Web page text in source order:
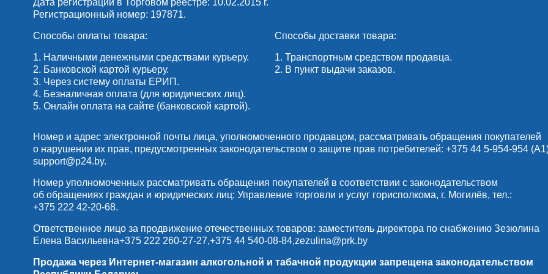
Дата регистрации в Торговом реестре: 10.02.2015 г.
Регистрационный номер: 197871.
Способы оплаты товара:
1. Наличными денежными средствами курьеру.
2. Банковской картой курьеру.
3. Через систему оплаты ЕРИП.
4. Безналичная оплата (для юридических лиц).
5. Онлайн оплата на сайте (банковской картой).
Способы доставки товара:
1. Транспортным средством продавца.
2. В пункт выдачи заказов.
Номер и адрес электронной почты лица, уполномоченного продавцом, рассматривать обращения покупателей
о нарушении их прав, предусмотренных законодательством о защите прав потребителей: +375 44 5-954-954
support@p24.by.
Номер уполномоченных рассматривать обращения покупателей в соответствии с законодательством
об обращениях граждан и юридических лиц: Управление торговли и услуг горисполкома, г. Могилёв, тел.:
+375 222 42-20-68.
Ответственное лицо за продвижение отечественных товаров: заместитель директора по снабжению Зезюлина
Елена Васильевна+375 222 260-27-27,+375 44 540-08-84,zezulina@prk.by
Продажа через Интернет-магазин алкогольной и табачной продукции запрещена законодательством